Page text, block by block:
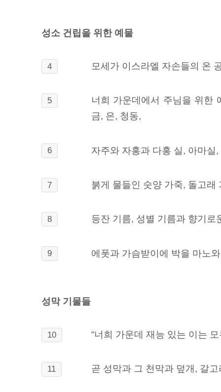
성소 건립을 위한 예물
4 모세가 이스라엘 자손들의 온
5
너희 가운데에서 주님을 위한
금, 은, 청동,
6 자주와 자홍과 다홍 실, 아마실
7 붉게 물들인 숫양 가죽, 돌고래
8 등잔 기름, 성별 기름과 향기로
9 에폿과 가슴받이에 박을 마노
성막 기물들
10 “너희 가운데 재능 있는 이는
11 곧 성막과 그 천막과 덮개, 갈